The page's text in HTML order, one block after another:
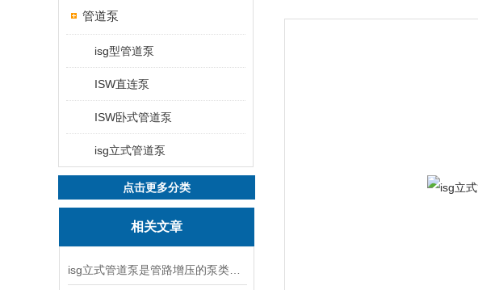
管道泵
isg型管道泵
ISW直连泵
ISW卧式管道泵
isg立式管道泵
点击更多分类
相关文章